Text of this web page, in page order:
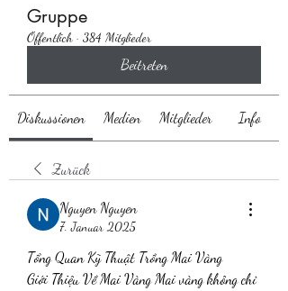
Gruppe
Öffentlich · 384 Mitglieder
Beitreten
Diskussionen Medien Mitglieder Info
Zurück
Nguyen Nguyen
7. Januar 2025
Tổng Quan Kỹ Thuật Trồng Mai Vàng
Giới Thiệu Về Mai Vàng Mai vàng không chỉ